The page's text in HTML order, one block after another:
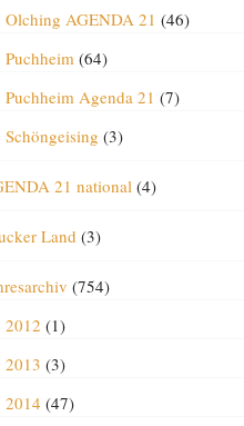
Olching AGENDA 21 (46)
Puchheim(64)
Puchheim Agenda 21 (7)
Schöngeising (3)
21 national(4)
Land (3)
(754)
2012 (1)
2013 (3)
2014 (47)